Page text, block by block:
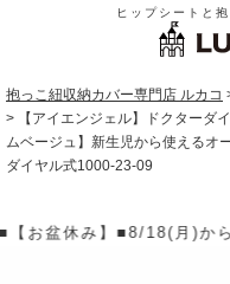
ヒップシートと
抱っこ紐収納カバー専門店 ルカコ
【アイエンジェル】ドクターダ
ムベージュ】新生児から使えるオ
ダイヤル式1000-23-09
商品除く)▶【送料】